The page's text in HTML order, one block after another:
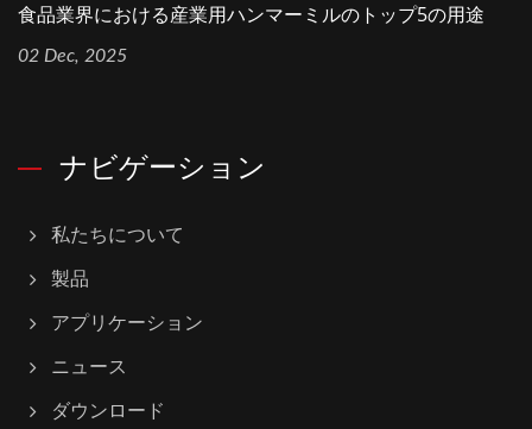
食品業界における産業用ハンマーミルのトップ5の用途
02 Dec, 2025
ナビゲーション
私たちについて
製品
アプリケーション
ニュース
ダウンロード